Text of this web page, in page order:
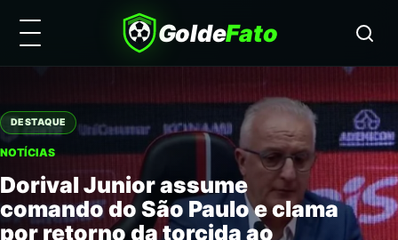
GoldeFato
DESTAQUE
NOTÍCIAS
Dorival Junior assume
comando do São Paulo e clama
por retorno da torcida ao